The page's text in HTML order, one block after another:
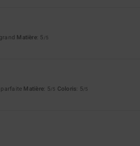
Matière: 5 /5
Matière: 5/5 Coloris: 5/5